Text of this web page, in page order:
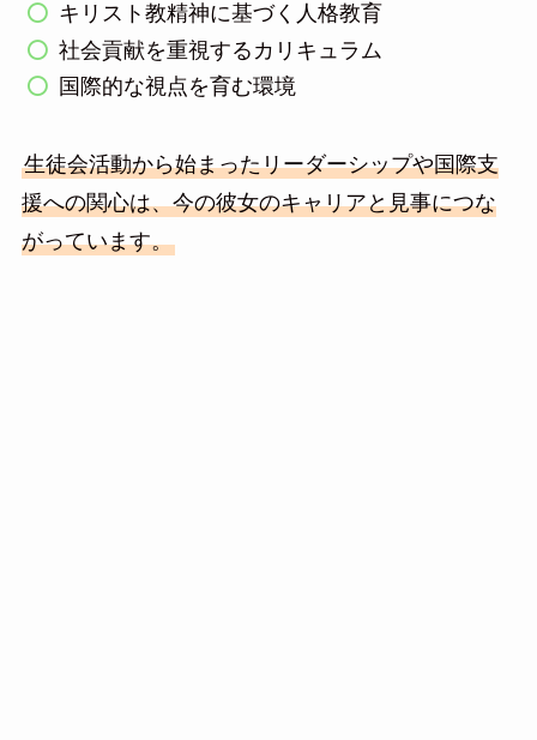
キリスト教精神に基づく人格教育
社会貢献を重視するカリキュラム
国際的な視点を育む環境
生徒会活動から始まったリーダーシップや国際支
援への関心は、今の彼女のキャリアと見事につな
がっています。